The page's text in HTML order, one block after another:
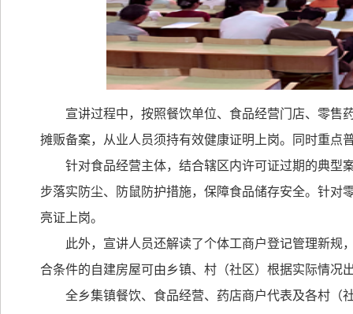
宣讲过程中，按照餐饮单位、食品经营门店、零售
摊贩备案，从业人员须持有效健康证明上岗。同时重点
针对食品经营主体，结合辖区内许可证过期的典型
步落实防尘、防鼠防护措施，保障食品储存安全。针对
亮证上岗。
此外，宣讲人员还解读了个体工商户登记管理新规
合条件的自建房屋可由乡镇、村（社区）根据实际情况
全乡集镇餐饮、食品经营、药店商户代表及各村（